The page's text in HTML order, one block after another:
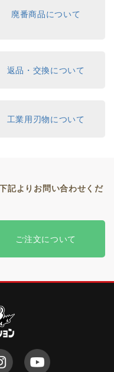
廃番商品について
返品・交換について
工業用刃物について
記よりお問い合わせくだ
ご注文について